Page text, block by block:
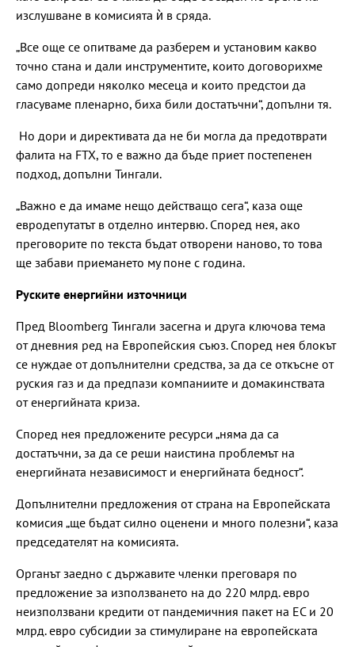
изслушване в комисията ѝ в сряда.
„Все още се опитваме да разберем и установим какво
точно стана и дали инструментите, които договорихме
само допреди няколко месеца и които предстои да
гласуваме пленарно, биха били достатъчни“, допълни тя.
Но дори и директивата да не би могла да предотврати
фалита на FTX, то е важно да бъде приет постепенен
подход, допълни Тингали.
„Важно е да имаме нещо действащо сега“, каза още
евродепутатът в отделно интервю. Според нея, ако
преговорите по текста бъдат отворени наново, то това
ще забави приемането му поне с година.
Руските енергийни източници
Пред Bloomberg Тингали засегна и друга ключова тема
от дневния ред на Европейския съюз. Според нея блокът
се нуждае от допълнителни средства, за да се откъсне от
руския газ и да предпази компаниите и домакинствата
от енергийната криза.
Според нея предложените ресурси „няма да са
достатъчни, за да се реши наистина проблемът на
енергийната независимост и енергийната бедност“.
Допълнителни предложения от страна на Европейската
комисия „ще бъдат силно оценени и много полезни“, каза
председателят на комисията.
Органът заедно с държавите членки преговаря по
предложение за използването на до 220 млрд. евро
неизползвани кредити от пандемичния пакет на ЕС и 20
млрд. евро субсидии за стимулиране на европейската